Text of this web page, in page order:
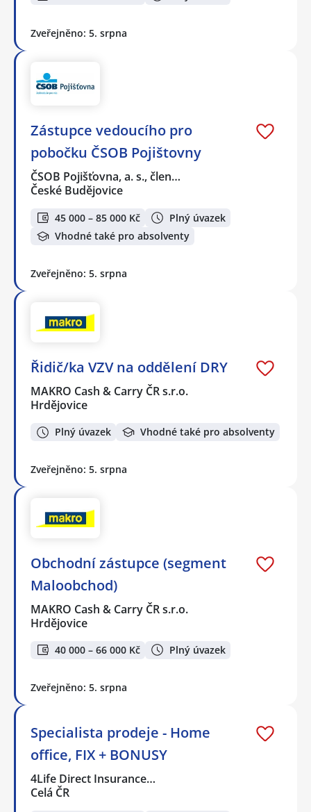
Zveřejněno: 5. srpna
Zástupce vedoucího pro
pobočku ČSOB Pojištovny
ČSOB Pojišťovna, a. s., člen…
České Budějovice
45 000 – 85 000 Kč
Plný úvazek
Vhodné také pro absolventy
Zveřejněno: 5. srpna
Řidič/ka VZV na oddělení DRY
MAKRO Cash & Carry ČR s.r.o.
Hrdějovice
Plný úvazek Vhodné také pro absolventy
Zveřejněno: 5. srpna
Obchodní zástupce (segment
Maloobchod)
MAKRO Cash & Carry ČR s.r.o.
Hrdějovice
40 000 – 66 000 Kč Plný úvazek
Zveřejněno: 5. srpna
Specialista prodeje - Home
office, FIX + BONUSY
4Life Direct Insurance…
Celá ČR